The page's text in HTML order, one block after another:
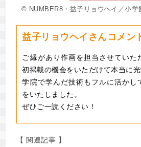
© NUMBER8・益子リョウヘイ／小
益子リョウヘイさんコメン
ご縁があり作画を担当させていた
初掲載の機会をいただけて本当に光
学院で学んだ技術もフルに活かし
をいたしました。
ぜひご一読ください！
【 関連記事 】